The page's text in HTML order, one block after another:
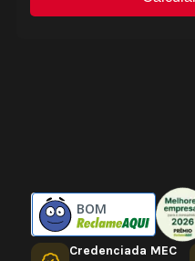
BOM
Credenciada MEC